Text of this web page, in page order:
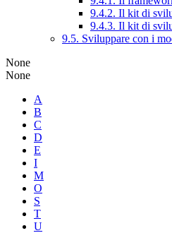
9.4.2. Il kit di
9.4.3. Il kit di
9.5. Sviluppare con i
None
None
A
B
C
D
E
I
M
O
S
T
U